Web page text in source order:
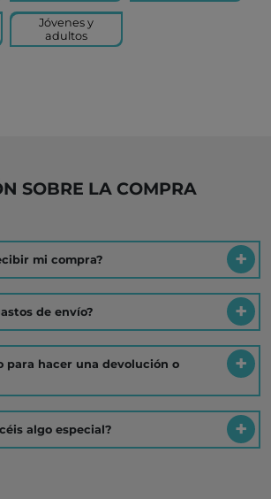
Jóvenes y
adultos
SOBRE LA COMPRA
mi compra?
de envío?
para hacer una devolución o
algo especial?